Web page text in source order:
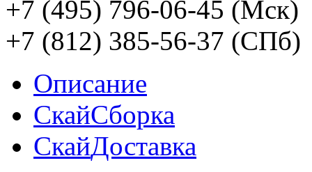
+7 (495) 796-06-45 (Мск)
+7 (812) 385-56-37 (СПб)
Описание
СкайСборка
СкайДоставка